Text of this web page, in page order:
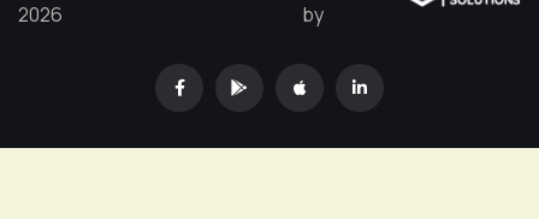
2026
by